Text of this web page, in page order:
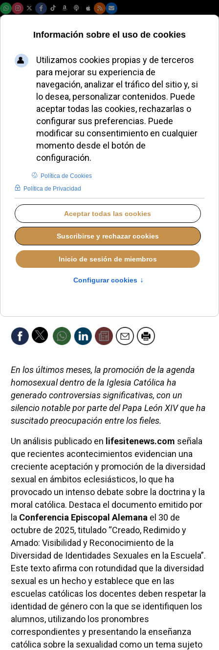
Polémica por la
agenda LGBT en la
Iglesia y el silencio
de León XIV
REDACCIÓN PAPA LEÓN XIV
En los últimos meses, la promoción de la agenda
homosexual dentro de la Iglesia Católica ha
generado controversias significativas, con un
silencio notable por parte del Papa León XIV que ha
suscitado preocupación entre los fieles.
Un análisis publicado en lifesitenews.com señala
que recientes acontecimientos evidencian una
creciente aceptación y promoción de la diversidad
sexual en ámbitos eclesiásticos, lo que ha
provocado un intenso debate sobre la doctrina y la
moral católica. Destaca el documento emitido por
la Conferencia Episcopal Alemana el 30 de
octubre de 2025, titulado “Creado, Redimido y
Amado: Visibilidad y Reconocimiento de la
Diversidad de Identidades Sexuales en la Escuela”.
Este texto afirma con rotundidad que la diversidad
sexual es un hecho y establece que en las
escuelas católicas los docentes deben respetar la
identidad de género con la que se identifiquen los
alumnos, utilizando los pronombres
correspondientes y presentando la enseñanza
católica sobre la sexualidad como un tema sujeto